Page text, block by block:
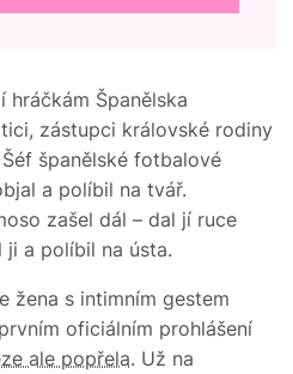
hráčkám Španělska
zástupci královské rodiny
španělské fotbalové
a políbil na tvář.
zašel dál – dal jí ruce
ji a políbil na ústa.
žena s intimním gestem
oficiálním prohlášení
ale popřela. Už na